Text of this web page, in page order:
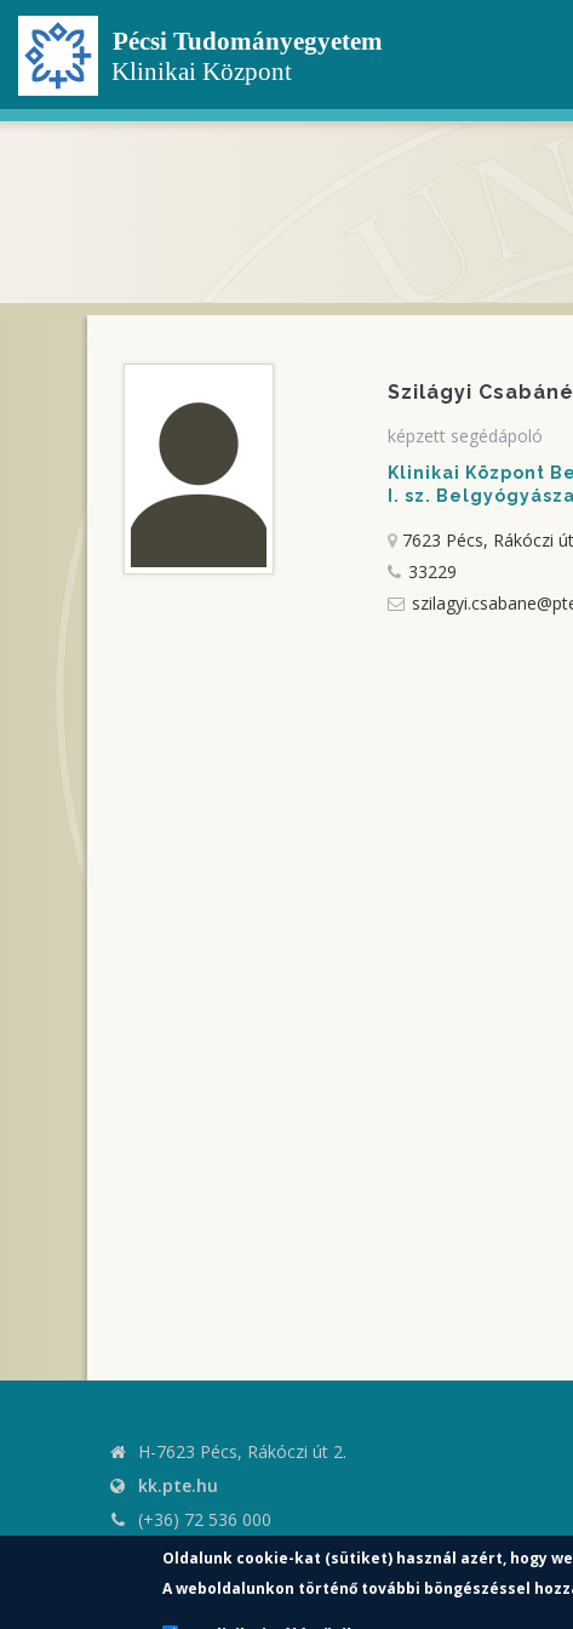
Ugrás
tartalomra
Szilágyi Csabáné
képzett segédápoló
Klinikai Központ
I. sz.
7623 Pécs, Rákóczi
33229
H-7623 Pécs, Rákóczi út 2.
kk.pte.hu
(+36) 72 536 000
kk.elnoki.hivatal@pte.hu
pte.hu
Oldalunk cookie-kat (sütiket) használ azért, hogy
A weboldalunkon történő további böngészéssel